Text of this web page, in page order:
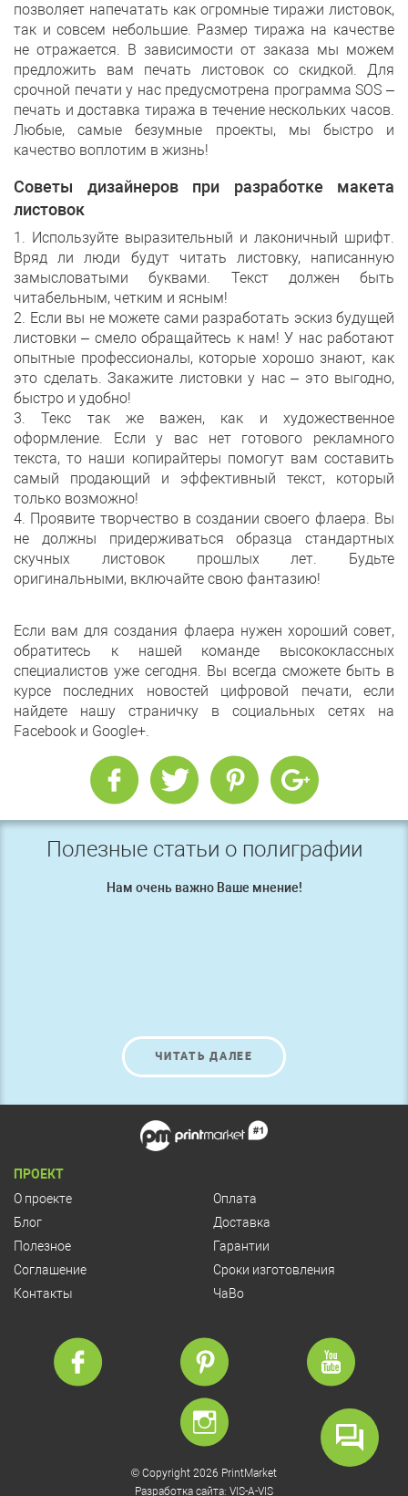
позволяет напечатать как огромные тиражи листовок,
так и совсем небольшие. Размер тиража на качестве
не отражается. В зависимости от заказа мы можем
предложить вам печать листовок со скидкой. Для
срочной печати у нас предусмотрена программа SOS –
печать и доставка тиража в течение нескольких часов.
Любые, самые безумные проекты, мы быстро и
качество воплотим в жизнь!
Советы дизайнеров при разработке макета
листовок
1. Используйте выразительный и лаконичный шрифт.
Вряд ли люди будут читать листовку, написанную
замысловатыми буквами. Текст должен быть
читабельным, четким и ясным!
2. Если вы не можете сами разработать эскиз будущей
листовки – смело обращайтесь к нам! У нас работают
опытные профессионалы, которые хорошо знают, как
это сделать. Закажите листовки у нас – это выгодно,
быстро и удобно!
3. Текс так же важен, как и художественное
оформление. Если у вас нет готового рекламного
текста, то наши копирайтеры помогут вам составить
самый продающий и эффективный текст, который
только возможно!
4. Проявите творчество в создании своего флаера. Вы
не должны придерживаться образца стандартных
скучных листовок прошлых лет. Будьте
оригинальными, включайте свою фантазию!
Если вам для создания флаера нужен хороший совет,
обратитесь к нашей команде высококлассных
специалистов уже сегодня. Вы всегда сможете быть в
курсе последних новостей цифровой печати, если
найдете нашу страничку в социальных сетях на
Facebook и Google+.
Полезные статьи о полиграфии
Нам очень важно Ваше мнение!
ЧИТАТЬ ДАЛЕЕ
ПРОЕКТ
О проекте
Блог
Полезное
Соглашение
Контакты
Оплата
Доставка
Гарантии
Сроки изготовления
ЧаВо
© Copyright 2026 PrintMarket
Разработка сайта: VIS-A-VIS